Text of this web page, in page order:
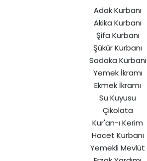
Adak Kurbanı
Akika Kurbanı
Şifa Kurbanı
Şükür Kurbanı
Sadaka Kurbanı
Yemek İkramı
Ekmek İkramı
Su Kuyusu
Çikolata
Kur'an-ı Kerim
Hacet Kurbanı
Yemekli Mevlüt